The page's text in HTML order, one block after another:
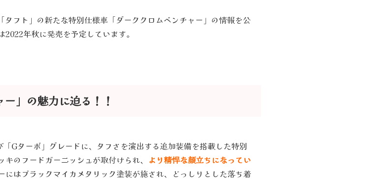
フト」の新たな特別仕様車「ダーククロムベンチャー」の情報を公
年秋に発売を予定しています。
」の魅力に迫る！！
Gターボ」グレードに、タフさを演出する追加装備を搭載した特別
のフードガーニッシュが取付けられ、
より精悍な顔立ちになってい
にはブラックマイカメタリック塗装が施され、どっしりとした落ち着